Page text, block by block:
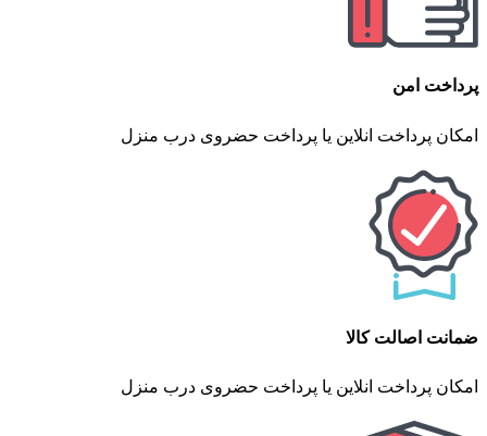
پرداخت امن
امکان پرداخت انلاین یا پرداخت حضروی درب منزل
ضمانت اصالت کالا
امکان پرداخت انلاین یا پرداخت حضروی درب منزل